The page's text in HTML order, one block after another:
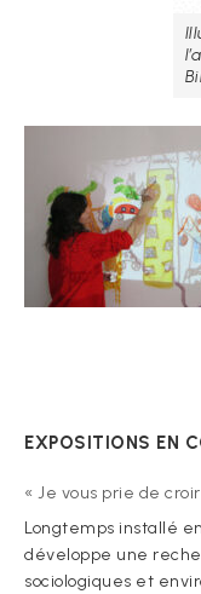
EXPOSITIONS EN
« Je vous prie de
Longtemps installé
développe une
sociologiques et